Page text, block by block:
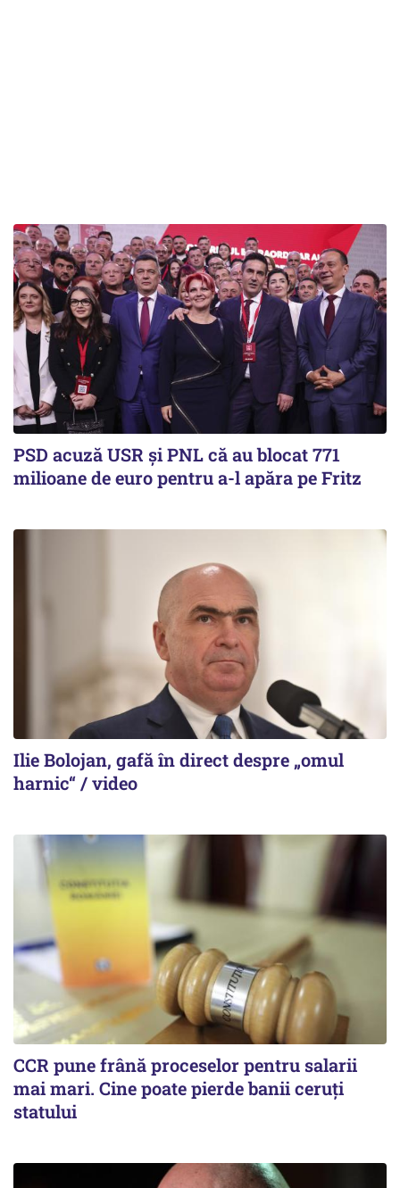
PSD acuză USR și PNL că au blocat 771
milioane de euro pentru a-l apăra pe Fritz
Ilie Bolojan, gafă în direct despre „omul
harnic“ / video
CCR pune frână proceselor pentru salarii
mai mari. Cine poate pierde banii ceruți
statului